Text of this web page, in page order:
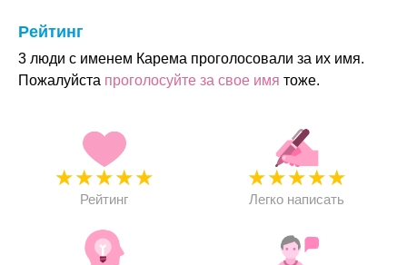
Рейтинг
3 люди с именем Карема проголосовали за их имя.
Пожалуйста проголосуйте за свое имя тоже.
★★★★★
Рейтинг
★★★★★
Легко написать